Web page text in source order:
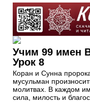
Учим 99 имен
Урок 8
Коран и Сунна
мусульман
молитвах. В каждом
сила, милость и